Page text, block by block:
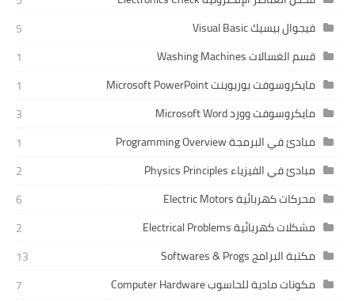
فيجوال بيسيك Visual Basic
5
قسم الغسالات Washing Machines
1
مايكروسوفت بوربوينت Microsoft PowerPoint
1
مايكروسوفت وورد Microsoft Word
3
مبادئ في البرمجة Programming Overview
1
مبادئ في الفيزياء Physics Principles
2
محركات كهربائية Electric Motors
6
مشكلات كهربائية Electrical Problems
2
مكتبة البرامج Softwares & Progs
13
مكونات مادية للحاسوب Computer Hardware
7